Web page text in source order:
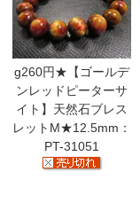
g260円★【ゴールデ
ンレッドピーターサ
イト】天然石ブレス
レットM★12.5mm：
PT-31051